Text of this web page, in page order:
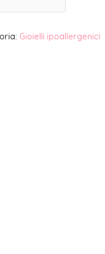
Gioielli ipoallergenici